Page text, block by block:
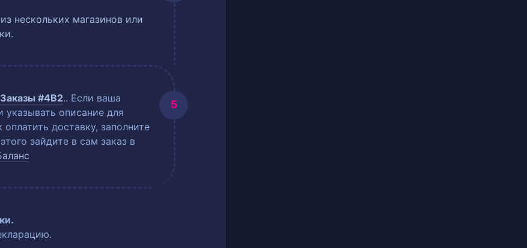
нескольких магазинов или
Заказы #4B2.. Если ваша
описание для
доставку, заполните
зайдите в сам заказ в